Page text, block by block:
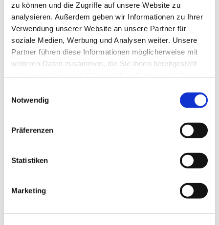
zu können und die Zugriffe auf unsere Website zu
analysieren. Außerdem geben wir Informationen zu Ihrer
Verwendung unserer Website an unsere Partner für
soziale Medien, Werbung und Analysen weiter. Unsere
Partner führen diese Informationen möglicherweise mit
weiteren Daten zusammen, die Sie ihnen bereitgestellt
Notwendig
Präferenzen
Statistiken
Marketing